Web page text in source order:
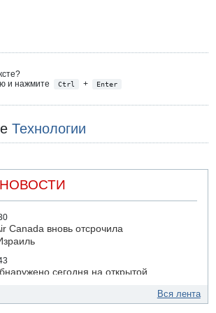
и нажмите
Ctrl + Enter
Технологии
Canada вновь отсрочила
сегодня на открытой
Вся лента